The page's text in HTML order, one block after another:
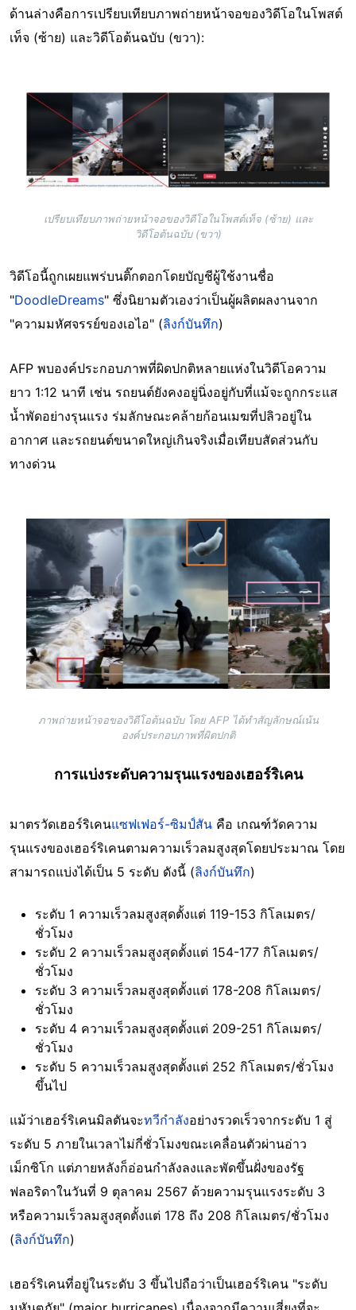
ด้านล่างคือการเปรียบเทียบภาพถ่ายหน้าจอของวิดีโอในโพสต์
เท็จ (ซ้าย) และวิดีโอต้นฉบับ (ขวา):
Image
เปรียบเทียบภาพถ่ายหน้าจอของวิดีโอในโพสต์เท็จ (ซ้าย) และ
วิดีโอต้นฉบับ (ขวา)
วิดีโอนี้ถูกเผยแพร่บนติ๊กตอกโดยบัญชีผู้ใช้งานชื่อ
"DoodleDreams" ซึ่งนิยามตัวเองว่าเป็นผู้ผลิตผลงานจาก
"ความมหัศจรรย์ของเอไอ" (ลิงก์บันทึก)
AFP พบองค์ประกอบภาพที่ผิดปกติหลายแห่งในวิดีโอความ
ยาว 1:12 นาที เช่น รถยนต์ยังคงอยู่นิ่งอยู่กับที่แม้จะถูกกระแส
น้ำพัดอย่างรุนแรง ร่มลักษณะคล้ายก้อนเมฆที่ปลิวอยู่ใน
อากาศ และรถยนต์ขนาดใหญ่เกินจริงเมื่อเทียบสัดส่วนกับ
ทางด่วน
ภาพถ่ายหน้าจอของวิดีโอต้นฉบับ โดย AFP ได้ทำสัญลักษณ์เน้น
องค์ประกอบภาพที่ผิดปกติ
การแบ่งระดับความรุนแรงของเฮอร์ริเคน
มาตรวัดเฮอร์ริเคนแซฟเฟอร์-ซิมป์สัน คือ เกณฑ์วัดความ
รุนแรงของเฮอร์ริเคนตามความเร็วลมสูงสุดโดยประมาณ โดย
สามารถแบ่งได้เป็น 5 ระดับ ดังนี้ (ลิงก์บันทึก)
ระดับ 1 ความเร็วลมสูงสุดตั้งแต่ 119-153 กิโลเมตร/
ชั่วโมง
ระดับ 2 ความเร็วลมสูงสุดตั้งแต่ 154-177 กิโลเมตร/
ชั่วโมง
ระดับ 3 ความเร็วลมสูงสุดตั้งแต่ 178-208 กิโลเมตร/
ชั่วโมง
ระดับ 4 ความเร็วลมสูงสุดตั้งแต่ 209-251 กิโลเมตร/
ชั่วโมง
ระดับ 5 ความเร็วลมสูงสุดตั้งแต่ 252 กิโลเมตร/ชั่วโมง
ขึ้นไป
แม้ว่าเฮอร์ริเคนมิลตันจะทวีกำลังอย่างรวดเร็วจากระดับ 1 สู่
ระดับ 5 ภายในเวลาไม่กี่ชั่วโมงขณะเคลื่อนตัวผ่านอ่าว
เม็กซิโก แต่ภายหลังก็อ่อนกำลังลงและพัดขึ้นฝั่งของรัฐ
ฟลอริดาในวันที่ 9 ตุลาคม 2567 ด้วยความรุนแรงระดับ 3
หรือความเร็วลมสูงสุดตั้งแต่ 178 ถึง 208 กิโลเมตร/ชั่วโมง
(ลิงก์บันทึก)
เฮอร์ริเคนที่อยู่ในระดับ 3 ขึ้นไปถือว่าเป็นเฮอร์ริเคน "ระดับ